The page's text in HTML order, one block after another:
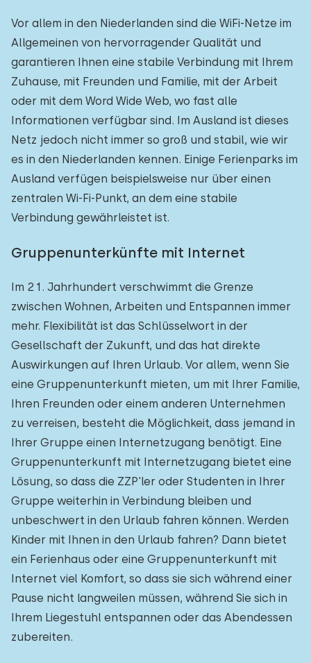
Vor allem in den Niederlanden sind die WiFi-Netze im
Allgemeinen von hervorragender Qualität und
garantieren Ihnen eine stabile Verbindung mit Ihrem
Zuhause, mit Freunden und Familie, mit der Arbeit
oder mit dem Word Wide Web, wo fast alle
Informationen verfügbar sind. Im Ausland ist dieses
Netz jedoch nicht immer so groß und stabil, wie wir
es in den Niederlanden kennen. Einige Ferienparks im
Ausland verfügen beispielsweise nur über einen
zentralen Wi-Fi-Punkt, an dem eine stabile
Verbindung gewährleistet ist.
Gruppenunterkünfte mit Internet
Im 21. Jahrhundert verschwimmt die Grenze
zwischen Wohnen, Arbeiten und Entspannen immer
mehr. Flexibilität ist das Schlüsselwort in der
Gesellschaft der Zukunft, und das hat direkte
Auswirkungen auf Ihren Urlaub. Vor allem, wenn Sie
eine Gruppenunterkunft mieten, um mit Ihrer Familie,
Ihren Freunden oder einem anderen Unternehmen
zu verreisen, besteht die Möglichkeit, dass jemand in
Ihrer Gruppe einen Internetzugang benötigt. Eine
Gruppenunterkunft mit Internetzugang bietet eine
Lösung, so dass die ZZP'ler oder Studenten in Ihrer
Gruppe weiterhin in Verbindung bleiben und
unbeschwert in den Urlaub fahren können. Werden
Kinder mit Ihnen in den Urlaub fahren? Dann bietet
ein Ferienhaus oder eine Gruppenunterkunft mit
Internet viel Komfort, so dass sie sich während einer
Pause nicht langweilen müssen, während Sie sich in
Ihrem Liegestuhl entspannen oder das Abendessen
zubereiten.